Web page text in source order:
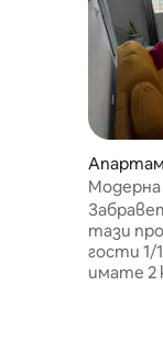
Модерна
тази
гости 1/
имате 2